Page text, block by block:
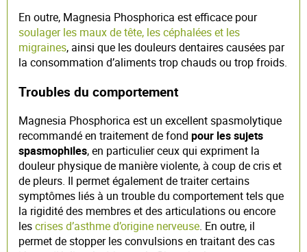
En outre, Magnesia Phosphorica est efficace pour
soulager les maux de tête, les céphalées et les
migraines, ainsi que les douleurs dentaires causées par
la consommation d’aliments trop chauds ou trop froids.
Troubles du comportement
Magnesia Phosphorica est un excellent spasmolytique
recommandé en traitement de fond pour les sujets
spasmophiles, en particulier ceux qui expriment la
douleur physique de manière violente, à coup de cris et
de pleurs. Il permet également de traiter certains
symptômes liés à un trouble du comportement tels que
la rigidité des membres et des articulations ou encore
lescrises d’asthme d’origine nerveuse. En outre, il
permet de stopper les convulsions en traitant des cas